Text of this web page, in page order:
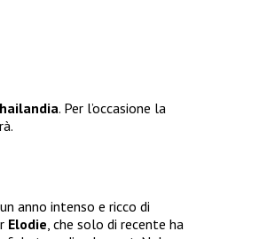
. Per l’occasione la
anno intenso e ricco di
Elodie, che solo di recente ha